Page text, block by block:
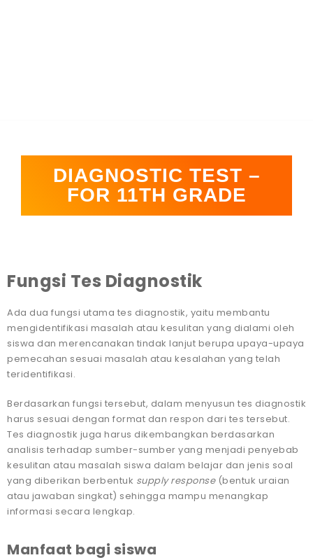
DIAGNOSTIC TEST –
FOR 11TH GRADE
Fungsi Tes Diagnostik
Ada dua fungsi utama tes diagnostik, yaitu membantu
mengidentifikasi masalah atau kesulitan yang dialami oleh
siswa dan merencanakan tindak lanjut berupa upaya-upaya
pemecahan sesuai masalah atau kesalahan yang telah
teridentifikasi.
Berdasarkan fungsi tersebut, dalam menyusun tes diagnostik
harus sesuai dengan format dan respon dari tes tersebut.
Tes diagnostik juga harus dikembangkan berdasarkan
analisis terhadap sumber-sumber yang menjadi penyebab
kesulitan atau masalah siswa dalam belajar dan jenis soal
yang diberikan berbentuk supply response (bentuk uraian
atau jawaban singkat) sehingga mampu menangkap
informasi secara lengkap.
Manfaat bagi siswa